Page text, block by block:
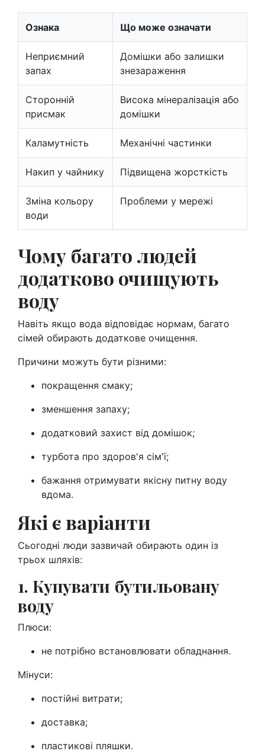
Ознака Що може означати
Неприємний
запах
Домішки або залишки
знезараження
Сторонній
присмак
Висока мінералізація або
домішки
Каламутність Механічні частинки
Накип у чайнику Підвищена жорсткість
Зміна кольору
води
Проблеми у мережі
Чому багато людей
додатково очищують
воду
Навіть якщо вода відповідає нормам, багато
сімей обирають додаткове очищення.
Причини можуть бути різними:
покращення смаку;
зменшення запаху;
додатковий захист від домішок;
турбота про здоров'я сім'ї;
бажання отримувати якісну питну воду
вдома.
Які є варіанти
Сьогодні люди зазвичай обирають один із
трьох шляхів:
1. Купувати бутильовану
воду
Плюси:
не потрібно встановлювати обладнання.
Мінуси:
постійні витрати;
доставка;
пластикові пляшки.